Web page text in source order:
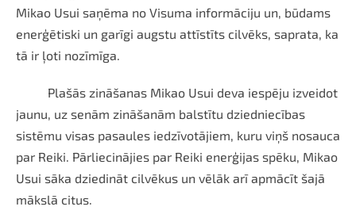
Mikao Usui saņēma no Visuma informāciju un, būdams
enerģētiski un garīgi augstu attīstīts cilvēks, saprata, ka
tā ir ļoti nozīmīga.
Plašās zināšanas Mikao Usui deva iespēju izveidot
jaunu, uz senām zināšanām balstītu dziedniecības
sistēmu visas pasaules iedzīvotājiem, kuru viņš nosauca
par Reiki. Pārliecinājies par Reiki enerģijas spēku, Mikao
Usui sāka dziedināt cilvēkus un vēlāk arī apmācīt šajā
mākslā citus.